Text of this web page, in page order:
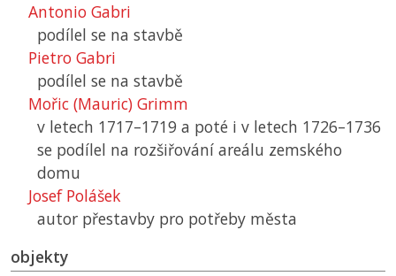
Antonio Gabri
podílel se na stavbě
Pietro Gabri
podílel se na stavbě
Mořic (Mauric) Grimm
v letech 1717–1719 a poté i v letech 1726–1736
se podílel na rozšiřování areálu zemského
domu
Josef Polášek
autor přestavby pro potřeby města
objekty